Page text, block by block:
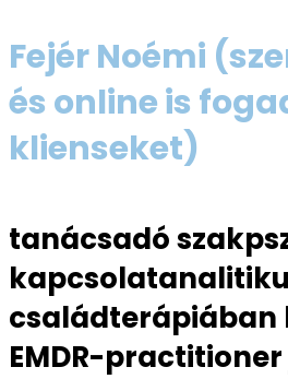
Fejér Noémi
és online is
klienseket)
tanácsadó
családterápiában
EMDR-